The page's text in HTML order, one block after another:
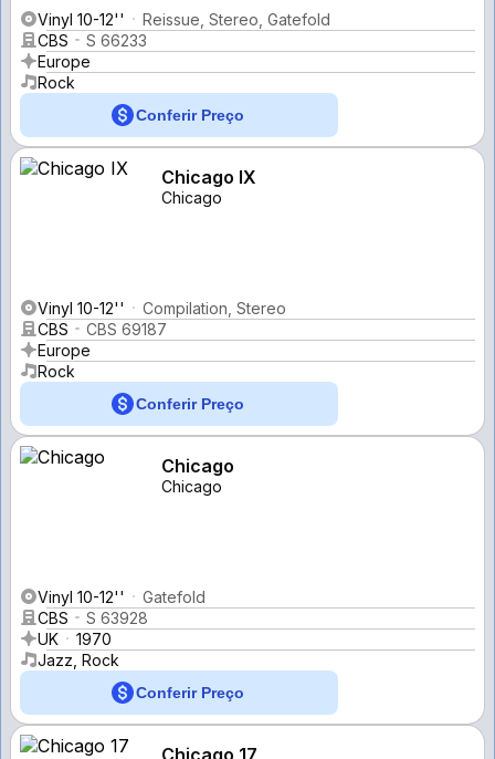
Vinyl 10-12''
Reissue, Stereo, Gatefold
CBS
S 66233
Europe
Rock
Conferir Preço
Chicago IX
Chicago
Vinyl 10-12''
Compilation, Stereo
CBS
CBS 69187
Europe
Rock
Conferir Preço
Chicago
Chicago
Vinyl 10-12''
Gatefold
CBS
S 63928
UK
1970
Jazz, Rock
Conferir Preço
Chicago 17